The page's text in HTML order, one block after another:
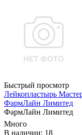
Быстрый просмотр
Лейкопластырь
ФармЛайн Лимитед
ФармЛайн Лимитед
Много
В наличии: 18